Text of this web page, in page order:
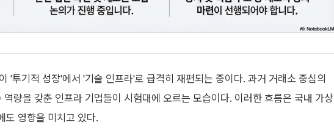
'투기적 성장'에서 '기술 인프라'로 급격히 재편되는 중이다. 과거 거래소 중심의
량을 갖춘 인프라 기업들이 시험대에 오르는 모습이다. 이러한 흐름은 국내 가상
도 영향을 미치고 있다.